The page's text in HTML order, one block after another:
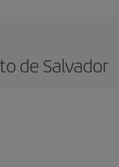
de Salvador